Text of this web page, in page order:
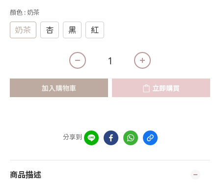
顏色 : 奶茶
奶茶 杏 黑 紅
加入購物車 立即購買
分享到
商品描述